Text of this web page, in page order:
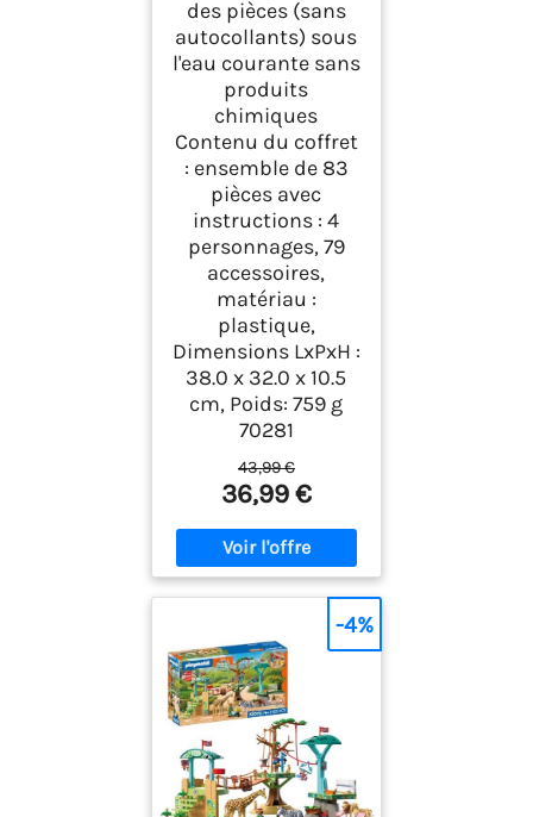
des pièces (sans
autocollants) sous
l'eau courante sans
produits
chimiques
Contenu du coffret
: ensemble de 83
pièces avec
instructions : 4
personnages, 79
accessoires,
matériau :
plastique,
Dimensions LxPxH :
38.0 x 32.0 x 10.5
cm, Poids: 759 g
70281
43,99 €
36,99 €
-4%